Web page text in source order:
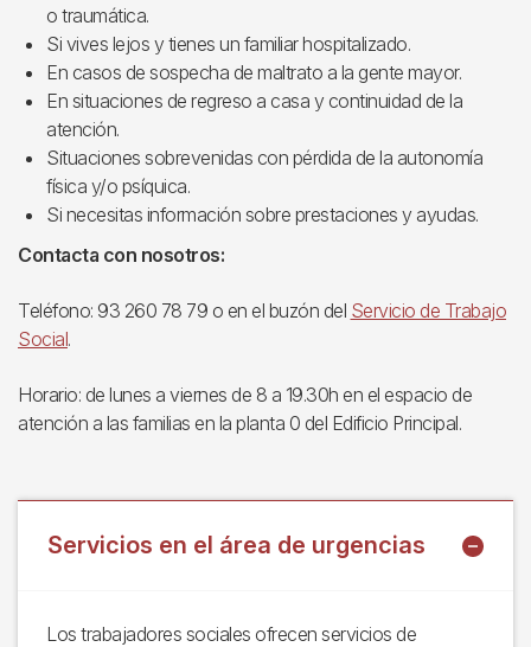
o traumática.
Si vives lejos y tienes un familiar hospitalizado.
En casos de sospecha de maltrato a la gente mayor.
En situaciones de regreso a casa y continuidad de la
atención.
Situaciones sobrevenidas con pérdida de la autonomía
física y/o psíquica.
Si necesitas información sobre prestaciones y ayudas.
Contacta con nosotros:
Teléfono: 93 260 78 79 o en el buzón del Servicio de Trabajo
Social.
Horario: de lunes a viernes de 8 a 19.30h en el espacio de
atención a las familias en la planta 0 del Edificio Principal.
Servicios en el área de urgencias
Los trabajadores sociales ofrecen servicios de